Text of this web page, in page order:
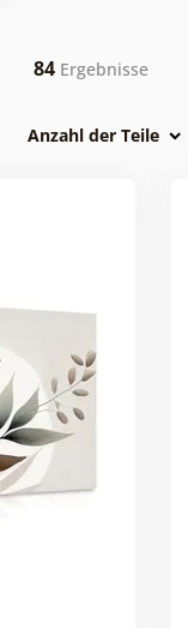
84Ergebnisse
Anzahl der Teile